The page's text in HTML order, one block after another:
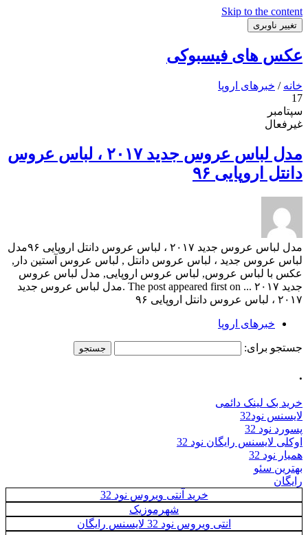
Skip to the content
تغییر ناوبری
عکس های فیسبوکی
خانه / خبرهای اروپا
17
سپتامبر
غیرفعال
مدل لباس عروس جدید ۲۰۱۷ ، لباس عروس
دانتل اروپایی ۹۶
مدل لباس عروس جدید ۲۰۱۷ ، لباس عروس دانتل اروپایی ۹۶مدل
لباس عروس جدید ، لباس عروس دانتل , لباس عروس آستین دار,
عکس با لباس عروس, لباس عروس اروپایی, مدل لباس عروس
جدید ۲۰۱۷ ... The post appeared first on .مدل لباس عروس جدید
۲۰۱۷ ، لباس عروس دانتل اروپایی ۹۶
خبرهای اروپا
جستجو برای:
.
خرید بک لینک دائمی
لایسنس نود32
پسورد نود 32
اوکلی لایسنس رایگان نود 32
همیار نود 32
بهترین سئو
رایگان
خرید آنتی ویروس نود 32
شهرموزیک
انتی ویروس نود 32 لایسنس رایگان